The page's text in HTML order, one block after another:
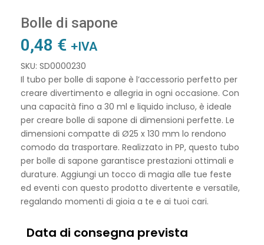
Bolle di sapone
0,48 € +IVA
SKU: SD0000230
Il tubo per bolle di sapone è l’accessorio perfetto per
creare divertimento e allegria in ogni occasione. Con
una capacità fino a 30 ml e liquido incluso, è ideale
per creare bolle di sapone di dimensioni perfette. Le
dimensioni compatte di Ø25 x 130 mm lo rendono
comodo da trasportare. Realizzato in PP, questo tubo
per bolle di sapone garantisce prestazioni ottimali e
durature. Aggiungi un tocco di magia alle tue feste
ed eventi con questo prodotto divertente e versatile,
regalando momenti di gioia a te e ai tuoi cari.
Data di consegna prevista